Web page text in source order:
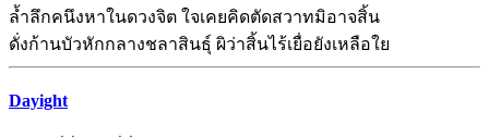
ล้ำลึกคนึงหาในดวงจิต ใจเคยคิดตัดสวาทมิอาจสิ้น
ดั่งก้านบัวหักกลางชลาสินธุ์ ผิว่าสิ้นไร้เยื่อยังเหลือใย
Dayight